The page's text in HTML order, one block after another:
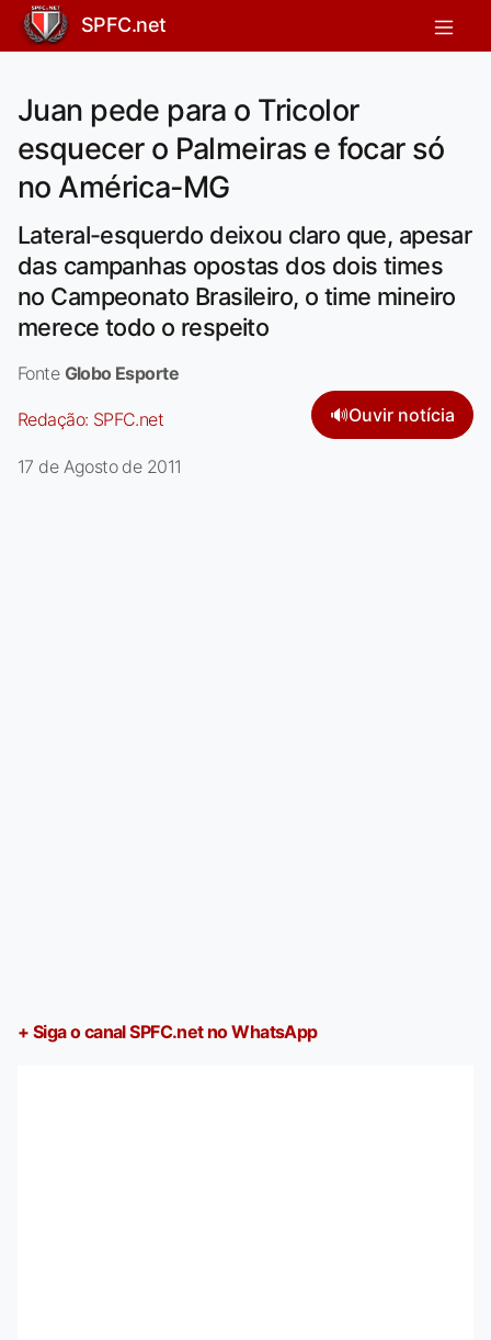
SPFC.net
Juan pede para o Tricolor
esquecer o Palmeiras e focar só
no América-MG
Lateral-esquerdo deixou claro que, apesar
das campanhas opostas dos dois times
no Campeonato Brasileiro, o time mineiro
merece todo o respeito
Fonte Globo Esporte
Redação: SPFC.net 🔊Ouvir notícia
17 de Agosto de 2011
+ Siga o canal SPFC.net no WhatsApp